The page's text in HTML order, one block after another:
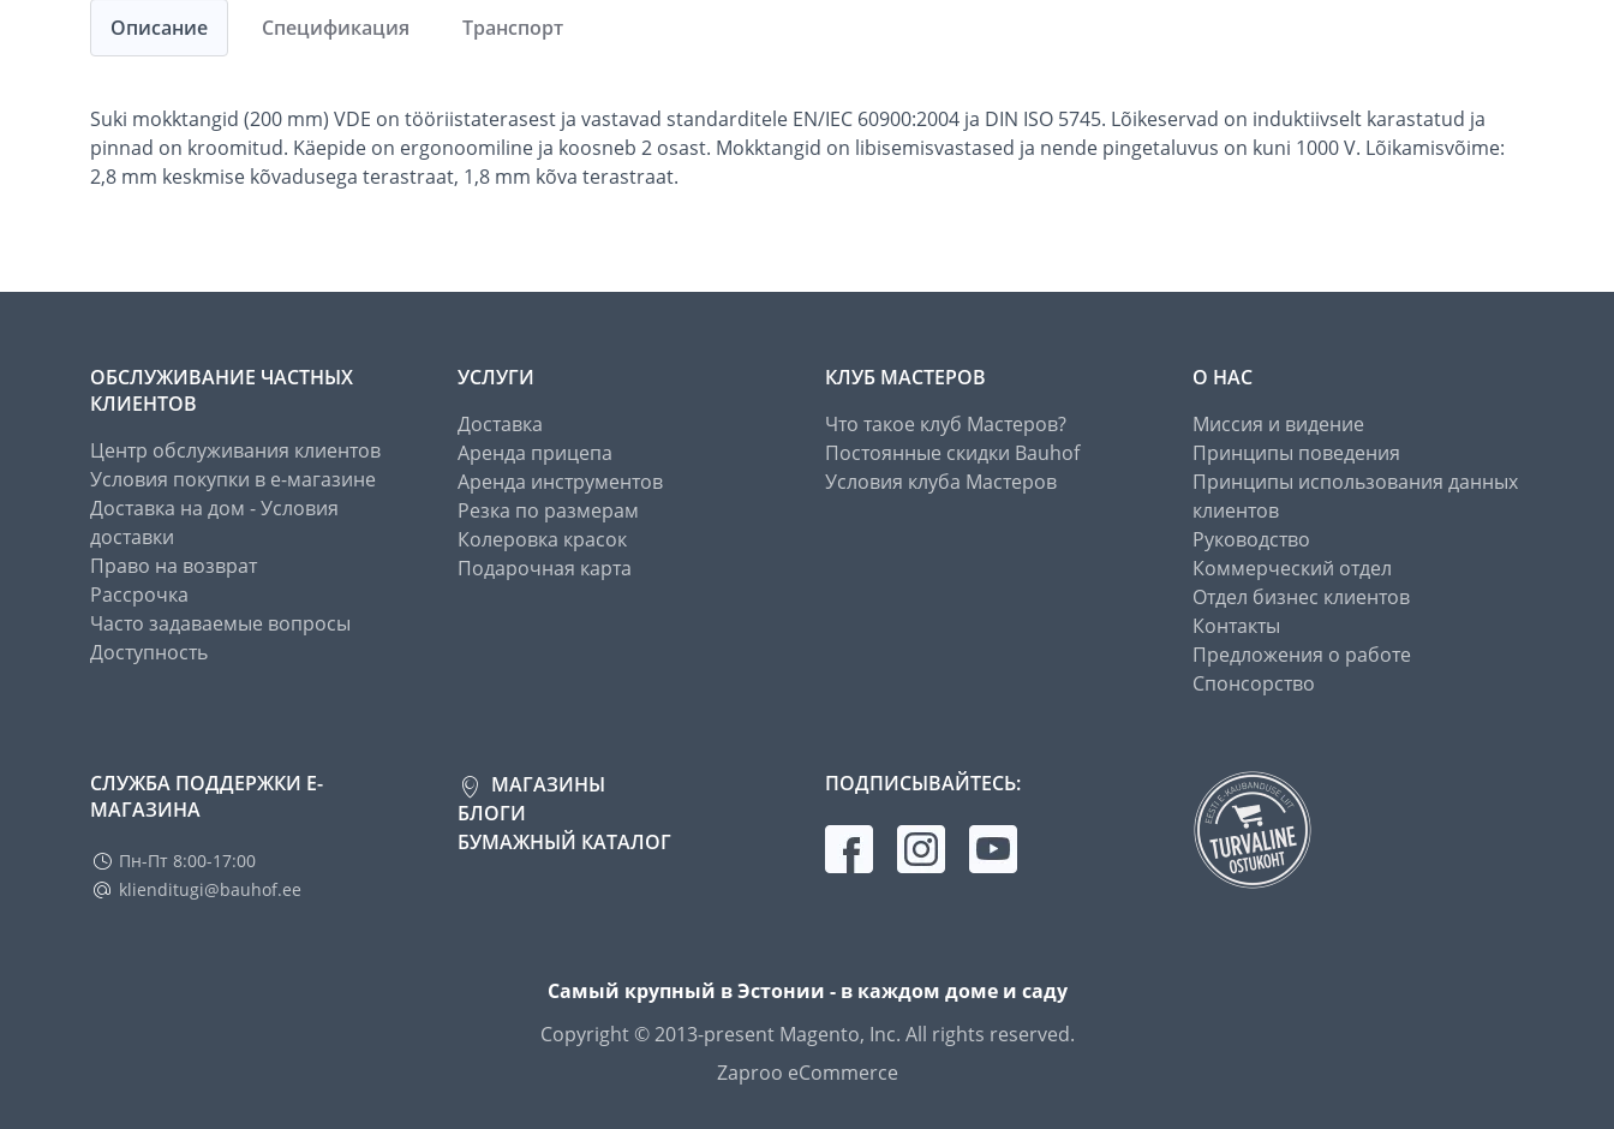
Описание
Suki mokktangid (200 mm) VDE on tööriistaterasest ja vastavad standarditele EN/IEC 60900:2004 ja DIN ISO 5745. Lõikeservad on induktiivselt karastatud ja
pinnad on kroomitud. Käepide on ergonoomiline ja koosneb 2 osast. Mokktangid on libisemisvastased ja nende pingetaluvus on kuni 1000 V. Lõikamisvõime:
2,8 mm keskmise kõvadusega terastraat, 1,8 mm kõva terastraat.
Спецификация Транспорт
ОБСЛУЖИВАНИЕ ЧАСТНЫХ
КЛИЕНТОВ
Центр обслуживания клиентов
Условия покупки в е-магазине
Доставка на дом - Условия
доставки
Право на возврат
Рассрочка
Часто задаваемые вопросы
Доступность
УСЛУГИ
Доставка
Аренда прицепа
Аренда инструментов
Резка по размерам
Колеровка красок
Подарочная карта
КЛУБ МАСТЕРОВ
Что такое клуб Мастеров?
Постоянные скидки Bauhof
Условия клуба Мастеров
О НАС
Миссия и видение
Принципы поведения
Принципы использования данных
клиентов
Руководство
Коммерческий отдел
Отдел бизнес клиентов
Контакты
Предложения о работе
Спонсорство
СЛУЖБА ПОДДЕРЖКИ Е-
МАГАЗИНА
Пн-Пт 8:00-17:00
klienditugi@bauhof.ee
МАГАЗИНЫ
БЛОГИ
БУМАЖНЫЙ КАТАЛОГ
ПОДПИСЫВАЙТЕСЬ:
Самый крупный в Эстонии - в каждом доме и саду
Copyright © 2013-present Magento, Inc. All rights reserved.
Zaproo eCommerce